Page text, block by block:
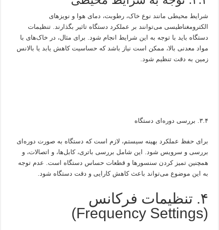
شرایط محیطی مانند نوع خاک، رطوبت، دمای هوا و نویزهای
الکترومغناطیسی می‌توانند بر عملکرد دستگاه تاثیر بگذارند. تنظیمات
دستگاه باید با توجه به این شرایط انجام شود. برای مثال، در خاک‌های با
مواد معدنی بالا، ممکن است نیاز باشد که حساسیت کاهش یابد یا بالانس
زمین به دقت تنظیم شود.
۳.۴. بررسی دوره‌ای دستگاه
برای حفظ عملکرد بهینه سیستم، لازم است که دستگاه به صورت دوره‌ای
بررسی و سرویس شود. این شامل بررسی باتری، کابل‌ها، و اتصالات، و
همچنین تمیز کردن سنسورها و قطعات حساس دستگاه است. عدم توجه
به این موضوع می‌تواند باعث کاهش کارایی و دقت دستگاه شود.
۴. تنظیمات فرکانس
(Frequency Settings)